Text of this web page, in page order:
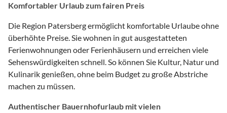
Komfortabler Urlaub zum fairen Preis
Die Region Patersberg ermöglicht komfortable Urlaube ohne
überhöhte Preise. Sie wohnen in gut ausgestatteten
Ferienwohnungen oder Ferienhäusern und erreichen viele
Sehenswürdigkeiten schnell. So können Sie Kultur, Natur und
Kulinarik genießen, ohne beim Budget zu große Abstriche
machen zu müssen.
Authentischer Bauernhofurlaub mit vielen